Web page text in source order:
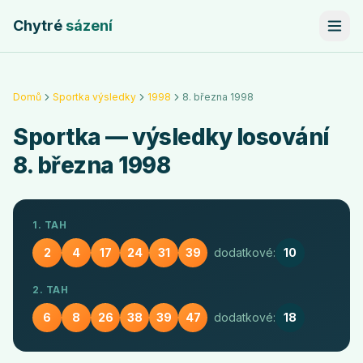
Chytrésázení
Domů Sportka výsledky 1998 8. března 1998
Sportka — výsledky losování
8. března 1998
1. TAH
2 4 17 24 31 39 dodatkové: 10
2. TAH
6 8 26 38 39 47 dodatkové: 18